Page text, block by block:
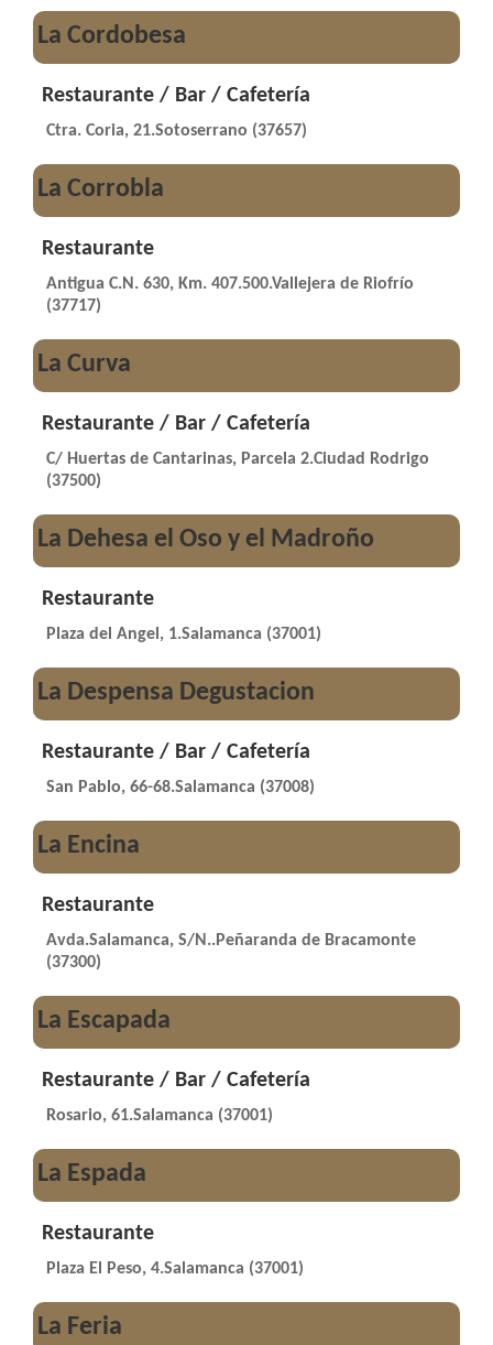
La Cordobesa
Restaurante / Bar / Cafetería
Ctra. Coria, 21.Sotoserrano (37657)
La Corrobla
Restaurante
Antigua C.N. 630, Km. 407.500.Vallejera de Riofrío
(37717)
La Curva
Restaurante / Bar / Cafetería
C/ Huertas de Cantarinas, Parcela 2.Ciudad Rodrigo
(37500)
La Dehesa el Oso y el Madroño
Restaurante
Plaza del Angel, 1.Salamanca (37001)
La Despensa Degustacion
Restaurante / Bar / Cafetería
San Pablo, 66-68.Salamanca (37008)
La Encina
Restaurante
Avda.Salamanca, S/N..Peñaranda de Bracamonte
(37300)
La Escapada
Restaurante / Bar / Cafetería
Rosario, 61.Salamanca (37001)
La Espada
Restaurante
Plaza El Peso, 4.Salamanca (37001)
La Feria